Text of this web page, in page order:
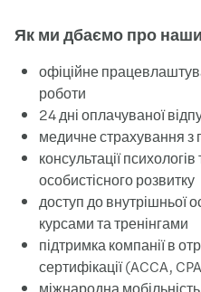
Як ми дбаємо про
офіційне
роботи
24 дні оплачуваної
медичне страхування
консультації
особистісного розвитку
доступ до внутрішньої
курсами та тренінгами
підтримка компанії в
сертифікації (ACCA,